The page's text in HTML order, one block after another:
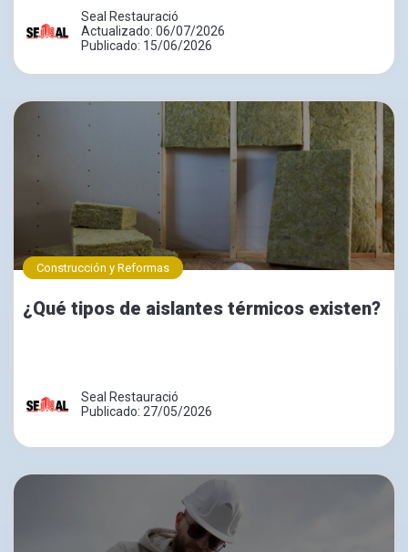
Seal Restauració
Actualizado: 06/07/2026
Publicado: 15/06/2026
Construcción y Reformas
¿Qué tipos de aislantes térmicos existen?
Seal Restauració
Publicado: 27/05/2026